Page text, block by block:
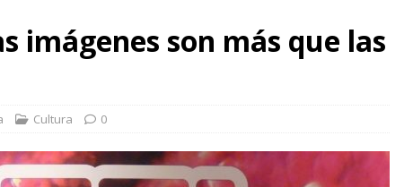
imágenes son más que las
Cultura 0